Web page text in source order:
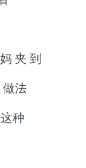
夹 到
做法
种